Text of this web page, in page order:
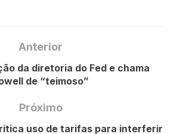
Anterior
da diretoria do Fed e chama
de “teimoso”
Próximo
uso de tarifas para interferir